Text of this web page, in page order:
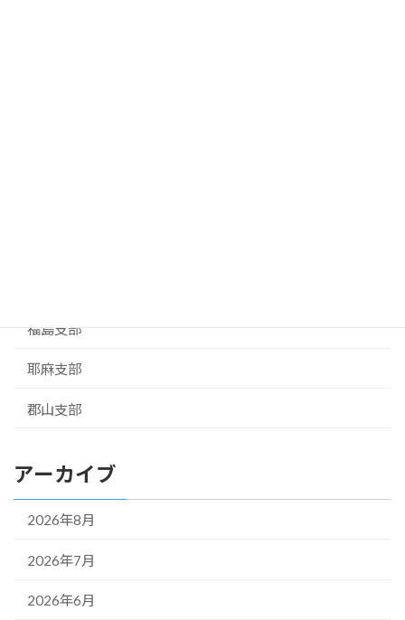
福島支部
耶麻支部
郡山支部
アーカイブ
2026年8月
2026年7月
2026年6月